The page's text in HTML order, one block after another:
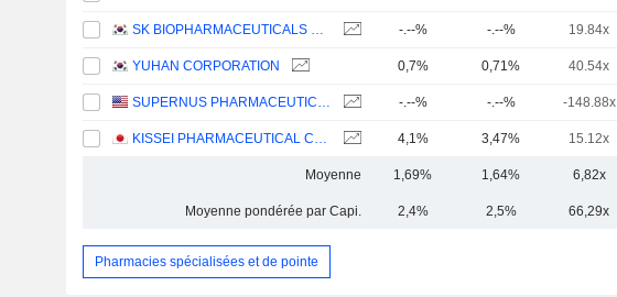
SK BIOPHARMACEUTICALS CO., LTD. -.--% -.--% 19.84x
YUHAN CORPORATION 0,7% 0,71% 40.54x
SUPERNUS PHARMACEUTICALS, INC. -.--% -.--% -148.88x
KISSEI PHARMACEUTICAL CO., LTD. 4,1% 3,47% 15.12x
Moyenne 1,69% 1,64% 6,82x
Moyenne pondérée par Capi. 2,4% 2,5% 66,29x
Pharmacies spécialisées et de pointe